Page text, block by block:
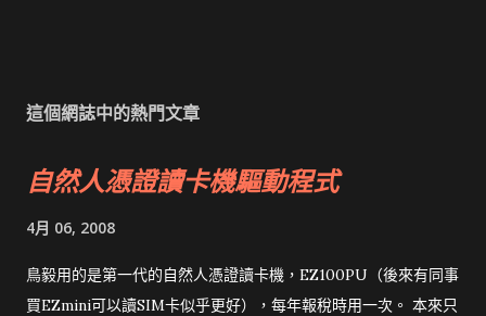
這個網誌中的熱門文章
自然人憑證讀卡機驅動程式
4月 06, 2008
鳥毅用的是第一代的自然人憑證讀卡機，EZ100PU（後來有同事
買EZmini可以讀SIM卡似乎更好），每年報稅時用一次。 本來只